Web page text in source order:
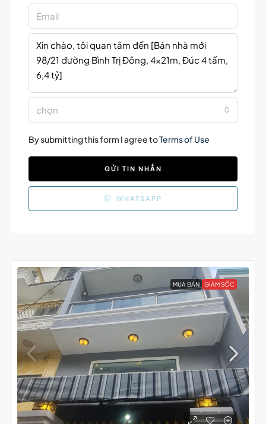
chọn
By submitting this form I agree toTerms of Use
GỬI TIN NHẮN
WHATSAPP
MUA BÁN GIẢM SỐC